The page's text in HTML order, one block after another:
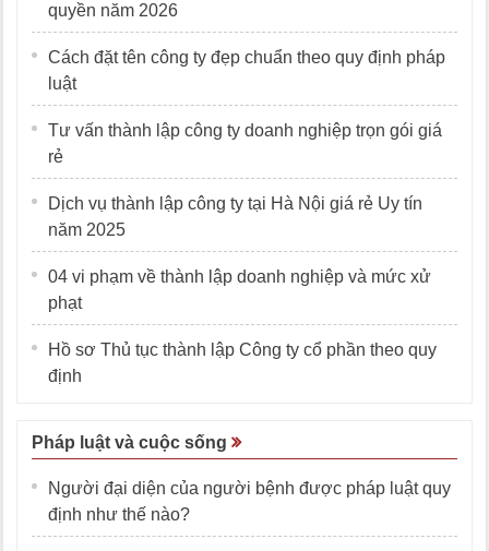
quyền năm 2026
Cách đặt tên công ty đẹp chuẩn theo quy định pháp
luật
Tư vấn thành lập công ty doanh nghiệp trọn gói giá
rẻ
Dịch vụ thành lập công ty tại Hà Nội giá rẻ Uy tín
năm 2025
04 vi phạm về thành lập doanh nghiệp và mức xử
phạt
Hồ sơ Thủ tục thành lập Công ty cổ phần theo quy
định
Pháp luật và cuộc sống
Người đại diện của người bệnh được pháp luật quy
định như thế nào?